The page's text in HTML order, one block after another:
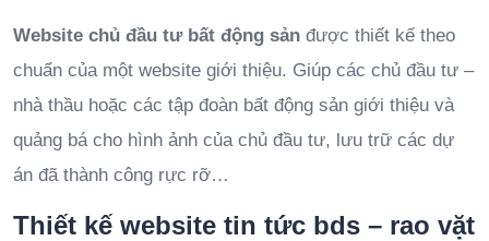
Website chủ đầu tư bất động sản được thiết kế theo
chuẩn của một website giới thiệu. Giúp các chủ đầu tư –
nhà thầu hoặc các tập đoàn bất động sản giới thiệu và
quảng bá cho hình ảnh của chủ đầu tư, lưu trữ các dự
án đã thành công rực rỡ…
Thiết kế website tin tức bds – rao vặt